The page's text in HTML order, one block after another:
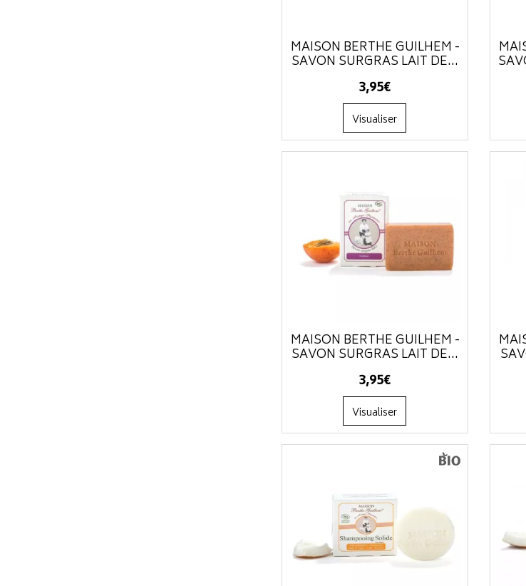
MAISON BERTHE GUILHEM -
SAVON SURGRAS LAIT DE...
3,95€
Visualiser
MAISON BERTHE GUILHEM -
SAVON SURGRAS LAIT DE...
3,95€
Visualiser